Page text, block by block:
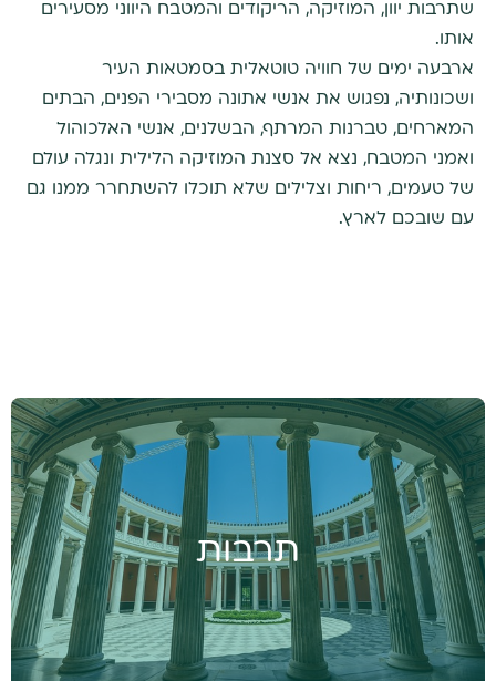
שתרבות יוון, המוזיקה, הריקודים והמטבח היווני מסעירים
אותו.
ארבעה ימים של חוויה טוטאלית בסמטאות העיר
ושכונותיה, נפגוש את אנשי אתונה מסבירי הפנים, הבתים
המארחים, טברנות המרתף, הבשלנים, אנשי האלכוהול
ואמני המטבח, נצא אל סצנת המוזיקה הלילית ונגלה עולם
של טעמים, ריחות וצלילים שלא תוכלו להשתחרר ממנו גם
עם שובכם לארץ.
תרבות
תרבות
נטייל בין יצירות מופת אדריכליות, שכונות ייחודיות
ועולמה הסוער של אתונה ותושביה ובדרך נפגוש את
התרבות היוונית המסורתית המשלבת בין ישן וחדש,
שמחה ועצב, מערב ומזרח - שיתנו לטיול את האופי
המיוחד שלו.